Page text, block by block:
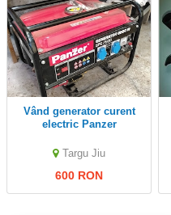
Vând generator curent
electric Panzer
Targu Jiu
600 RON